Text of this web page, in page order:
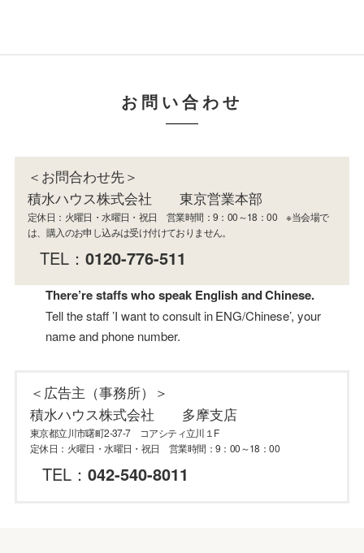
お問い合わせ
＜お問合わせ先＞
積水ハウス株式会社 東京営業本部
定休日：火曜日・水曜日・祝日 営業時間：9：00～18：00 ※当会場で
は、購入のお申し込みは受け付けておりません。
TEL：0120-776-511
There’re staffs who speak English and Chinese.
Tell the staff ’I want to consult in ENG/Chinese’, your
name and phone number.
＜広告主（事務所）＞
積水ハウス株式会社 多摩支店
東京都立川市曙町2-37-7 コアシティ立川１F
定休日：火曜日・水曜日・祝日 営業時間：9：00～18：00
TEL： 042-540-8011